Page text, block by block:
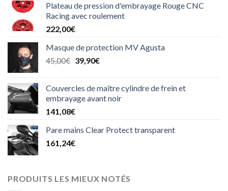
Plateau de pression d'embrayage Rouge CNC
Racing avec roulement
222,00€
Masque de protection MV Agusta
45,00€ Le
était :
45,00€.
39,90€Le
est :
39,90€.
Couvercles de maître cylindre de frein et
embrayage avant noir
141,08€
Pare mains Clear Protect transparent
161,24€
PRODUITS LES MIEUX NOTÉS